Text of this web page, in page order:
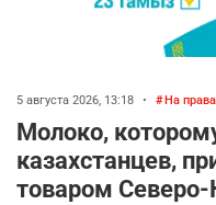
5 августа 2026, 13:18 • На
Молоко,
казахстанцев,
товаром Северо-